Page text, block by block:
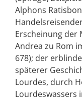
Alphons
Erscheinung der
Andrea zu Rom
678); der
späterer
Lourdes, durch
Lourdeswassers